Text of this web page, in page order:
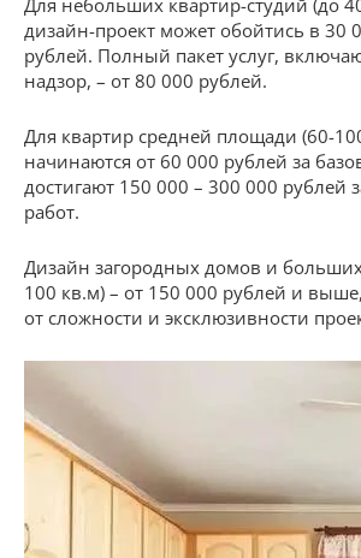
Для небольших квартир-студий (до
дизайн-проект может обойтись в 30
рублей. Полный пакет услуг,
надзор, – от 80 000 рублей.
Для квартир средней площади (60-
начинаются от 60 000 рублей за
достигают 150 000 – 300 000 рублей
работ.
Дизайн загородных домов и
100 кв.м) – от 150 000 рублей и
от сложности и эксклюзивности